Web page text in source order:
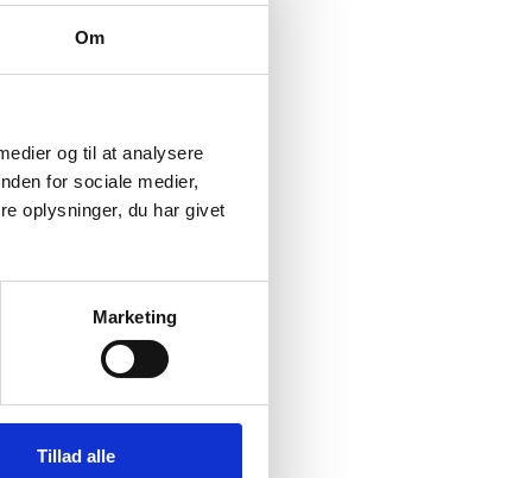
Om
og til at analysere
for sociale medier,
oplysninger, du har givet
Marketing
Tillad alle